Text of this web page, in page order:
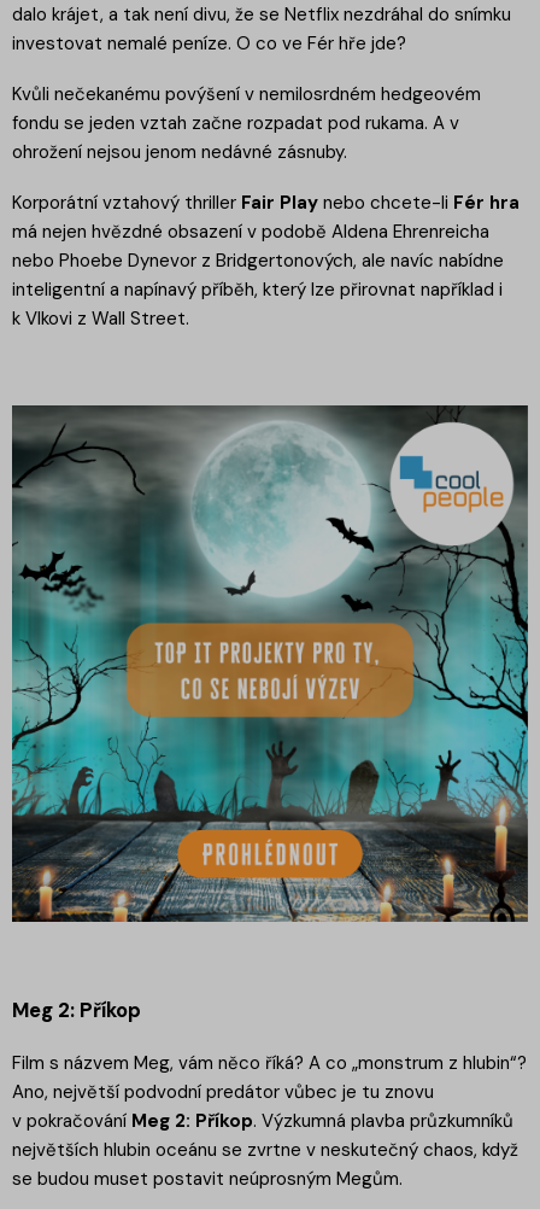
dalo krájet, a tak není divu, že se Netflix nezdráhal do snímku
investovat nemalé peníze. O co ve Fér hře jde?
Kvůli nečekanému povýšení v nemilosrdném hedgeovém
fondu se jeden vztah začne rozpadat pod rukama. A v
ohrožení nejsou jenom nedávné zásnuby.
Korporátní vztahový thriller Fair Play nebo chcete-li Fér hra
má nejen hvězdné obsazení v podobě Aldena Ehrenreicha
nebo Phoebe Dynevor z Bridgertonových, ale navíc nabídne
inteligentní a napínavý příběh, který lze přirovnat například i
k Vlkovi z Wall Street.
Meg 2: Příkop
Film s názvem Meg, vám něco říká? A co „monstrum z hlubin“?
Ano, největší podvodní predátor vůbec je tu znovu
v pokračování Meg 2: Příkop. Výzkumná plavba průzkumníků
největších hlubin oceánu se zvrtne v neskutečný chaos, když
se budou muset postavit neúprosným Megům.